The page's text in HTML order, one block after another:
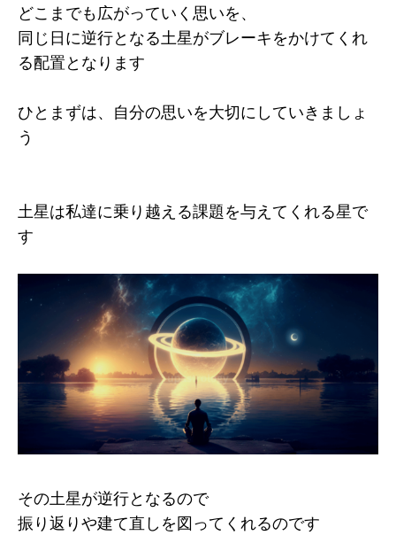
どこまでも広がっていく思いを、
同じ日に逆行となる土星がブレーキをかけてくれ
る配置となります
ひとまずは、自分の思いを大切にしていきましょ
う
土星は私達に乗り越える課題を与えてくれる星で
す
その土星が逆行となるので
振り返りや建て直しを図ってくれるのです